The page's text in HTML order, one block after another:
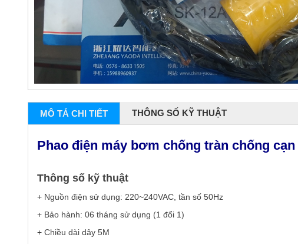
MÔ TẢ CHI TIẾT THÔNG SỐ KỸ THUẬT
Phao điện máy bơm chống tràn chống cạn
Thông số kỹ thuật
+ Nguồn điện sử dụng: 220~240VAC, tần số 50Hz
+ Bảo hành: 06 tháng sử dụng (1 đổi 1)
+ Chiều dài dây 5M